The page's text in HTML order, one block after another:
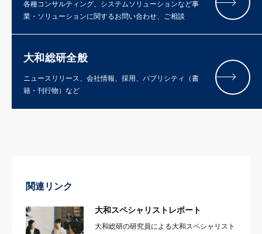
各種コンサルティング、システムソリューションなど事
業・ソリューションに関するお問い合わせ、ご相談
大和総研全般
ニュースリリース、会社情報、採用、パブリシティ（書
籍・刊行物）など
関連リンク
大和スペシャリストレポート
大和総研の研究員による大和スペシャリスト